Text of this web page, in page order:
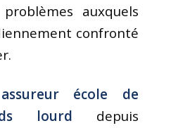
auxquels
confronté
assureur école de
lourd depuis